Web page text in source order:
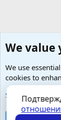
Знакомства
Cookies
We value
We use essential
cookies to
See further